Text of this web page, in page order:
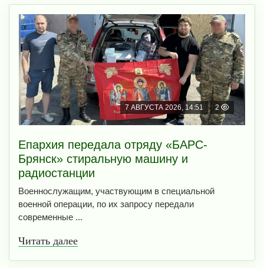
7 АВГУСТА 2026, 14:51 2
Епархия передала отряду «БАРС-
Брянск» стиральную машину и
радиостанции
Военнослужащим, участвующим в специальной
военной операции, по их запросу передали
современные ...
Читать далее